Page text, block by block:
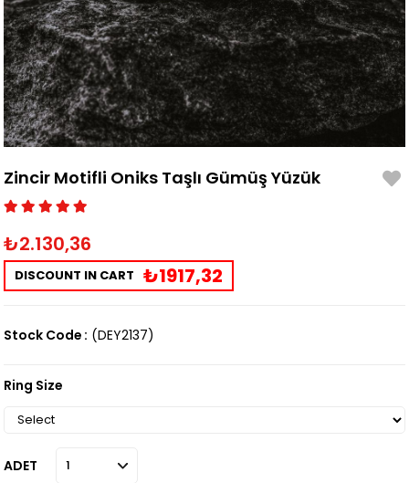
Zincir Motifli Oniks Taşlı Gümüş Yüzük
₺2.130,36
DISCOUNT IN CART ₺1917,32
Stock Code (DEY2137)
Ring Size
ADET